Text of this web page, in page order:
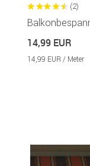
(2)
14,99 EUR
14,99 EUR / Meter